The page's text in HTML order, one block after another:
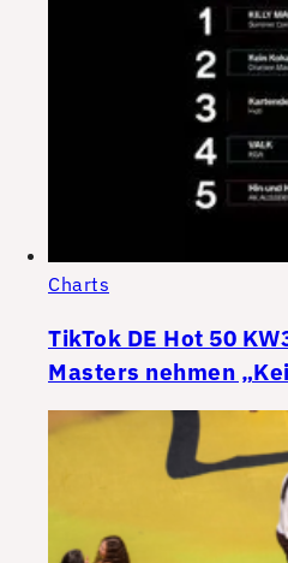
Charts
TikTok DE Hot 50
Masters nehmen